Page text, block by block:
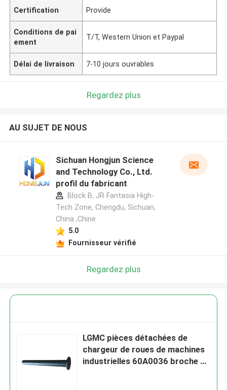
Certification Provide
Conditions de pai
ement
T/T, Western Union et Paypal
Délai de livraison 7-10 jours ouvrables
Regardez plus
AU SUJET DE NOUS
Sichuan Hongjun Science
and Technology Co., Ltd.
profil du fabricant
Block B, JR Fantasia High-
Tech Zone, Chengdu, Sichuan,
China ,Chine
5.0
Fournisseur vérifié
Regardez plus
LGMC pièces détachées de
chargeur de roues de machines
industrielles 60A0036 broche de